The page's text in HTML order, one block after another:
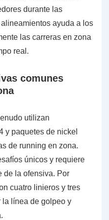
durante las
ayuda a los
las carreras en zona
real.
comunes
utilizan
y paquetes de nickel
de running en zona.
únicos y requiere
de la ofensiva. Por
cuatro linieros y tres
la línea de golpeo y